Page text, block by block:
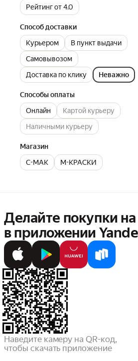
Рейтинг от 4.0
Способ доставки
Курьером
В пункт выдачи
Самовывозом
Доставка по клику
Неважно
Способы оплаты
Онлайн
Картой курьеру
Наличными курьеру
Магазин
C-MAK
М-КРАСКИ
Делайте покупки
в приложении
Наведите камеру на QR-код,
чтобы скачать приложение